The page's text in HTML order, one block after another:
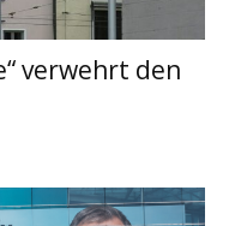
verwehrt den